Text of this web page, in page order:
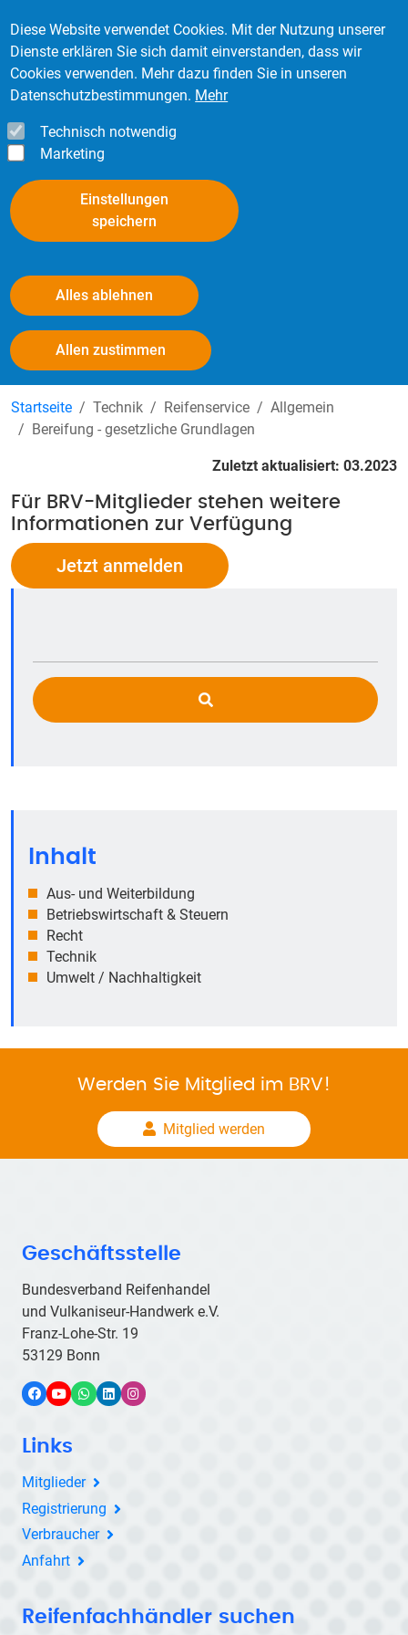
Diese Website verwendet Cookies. Mit der Nutzung unserer
Dienste erklären Sie sich damit einverstanden, dass wir
Cookies verwenden. Mehr dazu finden Sie in unseren
Datenschutzbestimmungen. Mehr
Technisch notwendig
Marketing
Einstellungen
speichern
Alles ablehnen
Allen zustimmen
Kontakt Login
Bereifung - gesetzliche Grundlagen
Startseite Technik Reifenservice
Allgemein
Bereifung - gesetzliche Grundlagen
Zuletzt aktualisiert: 03.2023
Für BRV-Mitglieder stehen weitere
Informationen zur Verfügung
Jetzt anmelden
Inhalt
Aus- und Weiterbildung
Betriebswirtschaft & Steuern
Recht
Technik
Umwelt / Nachhaltigkeit
Werden Sie Mitglied im BRV!
Mitglied werden
Geschäftsstelle
Bundesverband Reifenhandel
und Vulkaniseur-Handwerk e.V.
Franz-Lohe-Str. 19
53129 Bonn
FacebookYouTubeWhatsApp
LinkedInInstagram
Links
Mitglieder
Registrierung
Verbraucher
Anfahrt
Reifenfachhändler suchen